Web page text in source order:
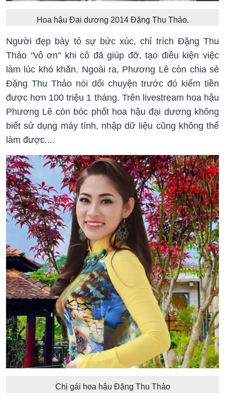
Hoa hậu Đại dương 2014 Đặng Thu Thảo.
Người đẹp bày tỏ sự bức xúc, chỉ trích Đặng Thu
Thảo "vô ơn" khi cô đã giúp đỡ, tạo điều kiện việc
làm lúc khó khăn. Ngoài ra, Phương Lê còn chia sẻ
Đặng Thu Thảo nói dối chuyện trước đó kiếm tiền
được hơn 100 triệu 1 tháng. Trên livestream hoa hậu
Phương Lê còn bóc phốt hoa hậu đại dương không
biết sử dụng máy tính, nhập dữ liệu cũng không thể
làm được....
Chị gái hoa hậu Đặng Thu Thảo